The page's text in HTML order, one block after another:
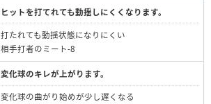
ヒットを打てれても動揺しにくくなります。
打たれても動揺状態になりにくい
相手打者のミート-8
変化球のキレが上がります。
変化球の曲がり始めが少し遅くなる